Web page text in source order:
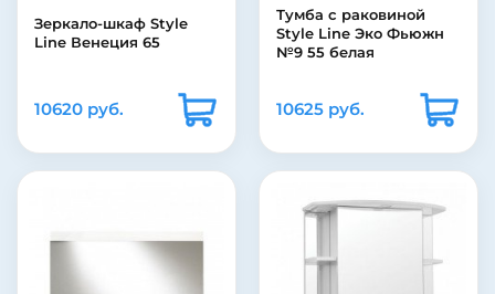
Зеркало-шкаф Style
Line Венеция 65
10620 руб.
Тумба с раковиной
Style Line Эко Фьюжн
№9 55 белая
10625 руб.